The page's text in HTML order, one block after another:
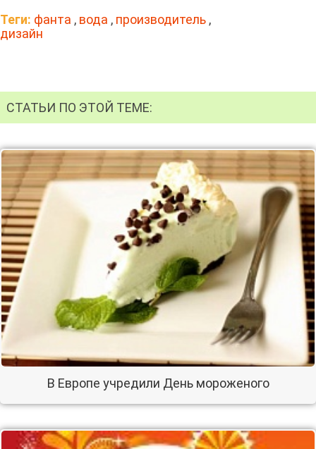
Теги: фанта , вода , производитель ,
дизайн
СТАТЬИ ПО ЭТОЙ ТЕМЕ:
В Европе учредили День мороженого